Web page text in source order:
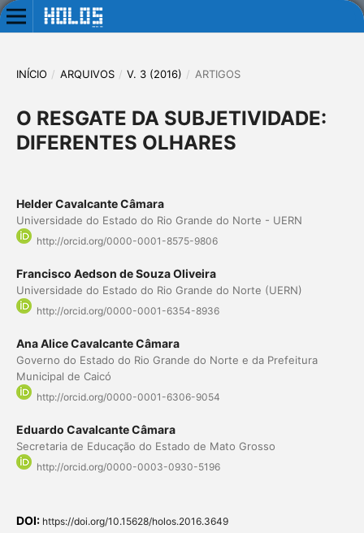
INÍCIO / ARQUIVOS / V. 3 (2016) / ARTIGOS
O RESGATE DA SUBJETIVIDADE:
DIFERENTES OLHARES
Helder Cavalcante Câmara
Universidade do Estado do Rio Grande do Norte - UERN
http://orcid.org/0000-0001-8575-9806
Francisco Aedson de Souza Oliveira
Universidade do Estado do Rio Grande do Norte (UERN)
http://orcid.org/0000-0001-6354-8936
Ana Alice Cavalcante Câmara
Governo do Estado do Rio Grande do Norte e da Prefeitura
Municipal de Caicó
http://orcid.org/0000-0001-6306-9054
Eduardo Cavalcante Câmara
Secretaria de Educação do Estado de Mato Grosso
http://orcid.org/0000-0003-0930-5196
DOI: https://doi.org/10.15628/holos.2016.3649